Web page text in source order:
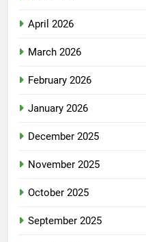
April 2026
March 2026
February 2026
January 2026
December 2025
November 2025
October 2025
September 2025